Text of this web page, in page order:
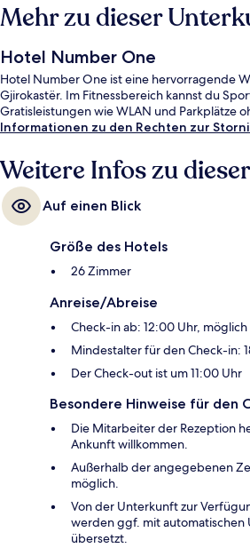
Mehr zu dieser
Hotel Number One
Hotel Number One ist eine hervorragende
Gjirokastër. Im Fitnessbereich kannst du
Gratisleistungen wie WLAN und Parkplätze
Informationen zu den Rechten zur
Weitere Infos zu
Auf einen Blick
Größe des Hotels
26 Zimmer
Anreise/Abreise
Check-in ab: 12:00 Uhr,
Mindestalter für den Check-in:
Der Check-out ist um 11:00 Uhr
Besondere Hinweise für den
Die Mitarbeiter der Rezeption
Ankunft willkommen.
Außerhalb der angegebenen
möglich.
Von der Unterkunft zur
werden ggf. mit automatischen
übersetzt.